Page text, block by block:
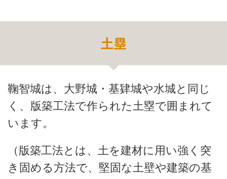
土塁
鞠智城は、大野城・基肄城や水城と同じ
く、版築工法で作られた土塁で囲まれて
います。
（版築工法とは、土を建材に用い強く突
き固める方法で、堅固な土壁や建築の基